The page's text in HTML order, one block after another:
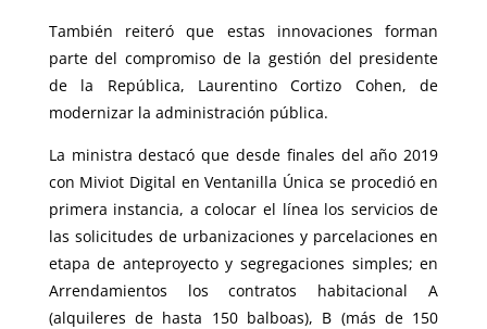
También reiteró que estas innovaciones forman
parte del compromiso de la gestión del presidente
de la República, Laurentino Cortizo Cohen, de
modernizar la administración pública.
La ministra destacó que desde finales del año 2019
con Miviot Digital en Ventanilla Única se procedió en
primera instancia, a colocar el línea los servicios de
las solicitudes de urbanizaciones y parcelaciones en
etapa de anteproyecto y segregaciones simples; en
Arrendamientos los contratos habitacional A
(alquileres de hasta 150 balboas), B (más de 150